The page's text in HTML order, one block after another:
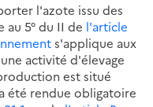
l'azote issu des
au 5° du II de l'article
s'applique aux
activité d'élevage
est situé
été rendue obligatoire